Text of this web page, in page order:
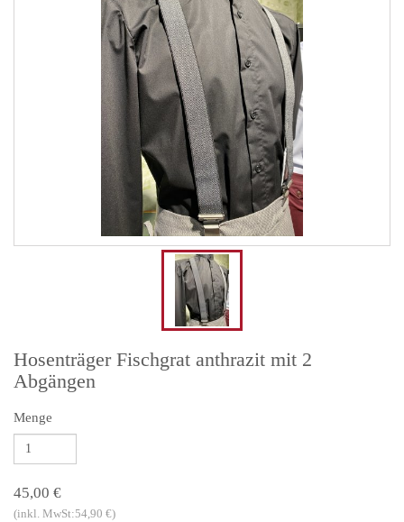
Hosenträger Fischgrat anthrazit mit 2
Abgängen
Menge
45,00 €
(inkl. MwSt:54,90 €)